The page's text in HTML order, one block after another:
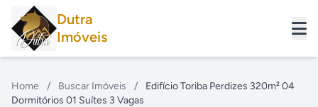
Dutra
Imóveis
Home / Buscar Imóveis /
Edifício Toriba Perdizes 320m² 04
Dormitórios 01 Suítes 3 Vagas